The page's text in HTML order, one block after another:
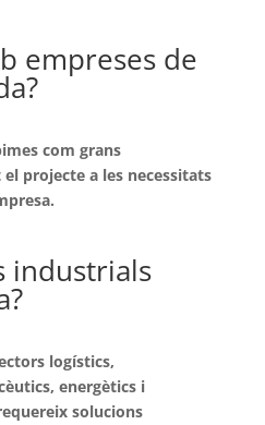
empreses de
com grans
projecte a les necessitats
industrials
logístics,
energètics i
solucions